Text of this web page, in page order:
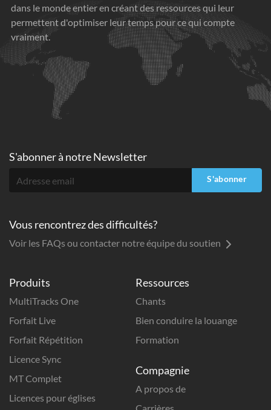
dans le monde entier en créant des ressources qui leur
permettent d'optimiser leur temps pour ce qui compte
vraiment.
Produits
MultiTracks One
Forfait Live
Forfait Répétition
Licence Sync
MT Complet
Licences pour églises
Ressources
Chants
Bien conduire la louange
Formation
Compagnie
A propos de
S'abonner à notre Newsletter
S'abonner
Vous rencontrez des difficultés?
Voir les FAQs ou contacter notre équipe du soutien